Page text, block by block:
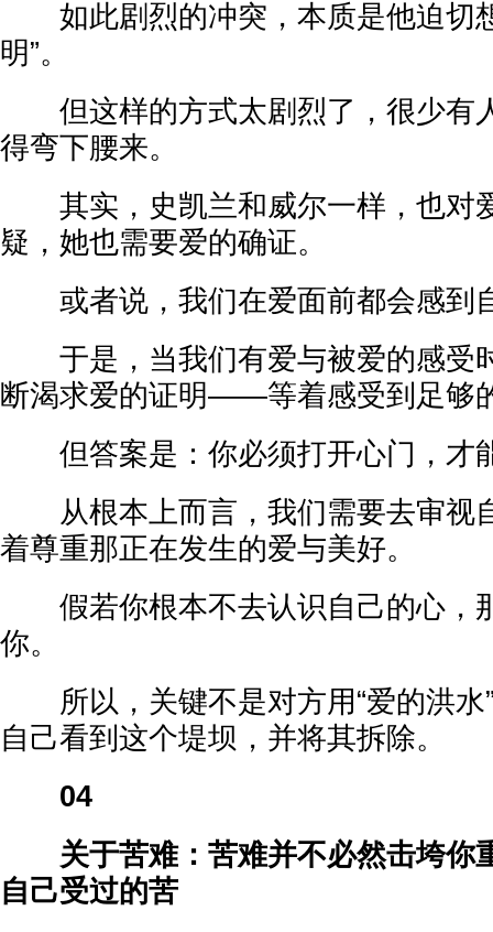
如此剧烈的冲突，本质是他迫切
明”。
但这样的方式太剧烈了，很少有
得弯下腰来。
其实，史凯兰和威尔一样，也对
疑，她也需要爱的确证。
或者说，我们在爱面前都会感到
于是，当我们有爱与被爱的感受
断渴求爱的证明——等着感受到足够
但答案是：你必须打开心门，才
从根本上而言，我们需要去审视
着尊重那正在发生的爱与美好。
假若你根本不去认识自己的心，
你。
所以，关键不是对方用“爱的洪水
自己看到这个堤坝，并将其拆除。
04
关于苦难：苦难并不必然击垮你
自己受过的苦